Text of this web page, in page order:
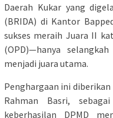
Daerah Kukar yang
(BRIDA) di Kantor
sukses meraih Juara II
(OPD)—hanya
menjadi juara utama.
Penghargaan ini
Rahman Basri,
keberhasilan DPMD